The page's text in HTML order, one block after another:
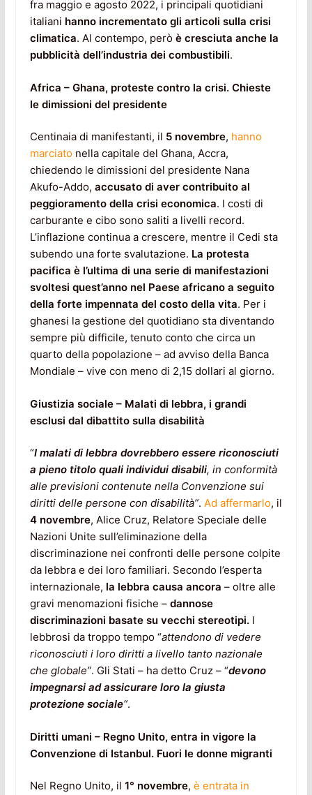
fra maggio e agosto 2022, i principali quotidiani
italiani hanno incrementato gli articoli sulla crisi
climatica. Al contempo, però è cresciuta anche la
pubblicità dell’industria dei combustibili.
Africa – Ghana, proteste contro la crisi. Chieste
le dimissioni del presidente
Centinaia di manifestanti, il 5 novembre, hanno
marciatonella capitale del Ghana, Accra,
chiedendo le dimissioni del presidente Nana
Akufo-Addo, accusato di aver contribuito al
peggioramento della crisi economica. I costi di
carburante e cibo sono saliti a livelli record.
L’inflazione continua a crescere, mentre il Cedi sta
subendo una forte svalutazione. La protesta
pacifica è l’ultima di una serie di manifestazioni
svoltesi quest’anno nel Paese africano a seguito
della forte impennata del costo della vita. Per i
ghanesi la gestione del quotidiano sta diventando
sempre più difficile, tenuto conto che circa un
quarto della popolazione – ad avviso della Banca
Mondiale – vive con meno di 2,15 dollari al giorno.
Giustizia sociale – Malati di lebbra, i grandi
esclusi dal dibattito sulla disabilità
“I malati di lebbra dovrebbero essere riconosciuti
a pieno titolo quali individui disabili, in conformità
alle previsioni contenute nella Convenzione sui
diritti delle persone con disabilità”. Ad affermarlo, il
4 novembre, Alice Cruz, Relatore Speciale delle
Nazioni Unite sull’eliminazione della
discriminazione nei confronti delle persone colpite
da lebbra e dei loro familiari. Secondo l’esperta
internazionale, la lebbra causa ancora – oltre alle
gravi menomazioni fisiche –dannose
discriminazioni basate su vecchi stereotipi.I
lebbrosi da troppo tempo “attendono di vedere
riconosciuti i loro diritti a livello tanto nazionale
che globale”. Gli Stati – ha detto Cruz – “devono
impegnarsi ad assicurare loro la giusta
protezione sociale“.
Diritti umani – Regno Unito, entra in vigore la
Convenzione di Istanbul. Fuori le donne migranti
Nel Regno Unito, il 1° novembre, è entrata in